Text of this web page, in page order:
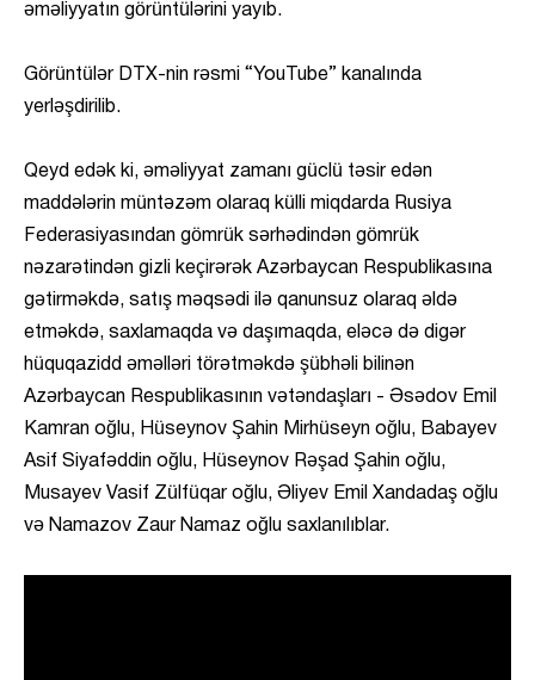
əməliyyatın görüntülərini yayıb.
Görüntülər DTX-nin rəsmi “YouTube” kanalında
yerləşdirilib.
Qeyd edək ki, əməliyyat zamanı güclü təsir edən
maddələrin müntəzəm olaraq külli miqdarda Rusiya
Federasiyasından gömrük sərhədindən gömrük
nəzarətindən gizli keçirərək Azərbaycan Respublikasına
gətirməkdə, satış məqsədi ilə qanunsuz olaraq əldə
etməkdə, saxlamaqda və daşımaqda, eləcə də digər
hüquqazidd əməlləri törətməkdə şübhəli bilinən
Azərbaycan Respublikasının vətəndaşları - Əsədov Emil
Kamran oğlu, Hüseynov Şahin Mirhüseyn oğlu, Babayev
Asif Siyafəddin oğlu, Hüseynov Rəşad Şahin oğlu,
Musayev Vasif Zülfüqar oğlu, Əliyev Emil Xandadaş oğlu
və Namazov Zaur Namaz oğlu saxlanılıblar.